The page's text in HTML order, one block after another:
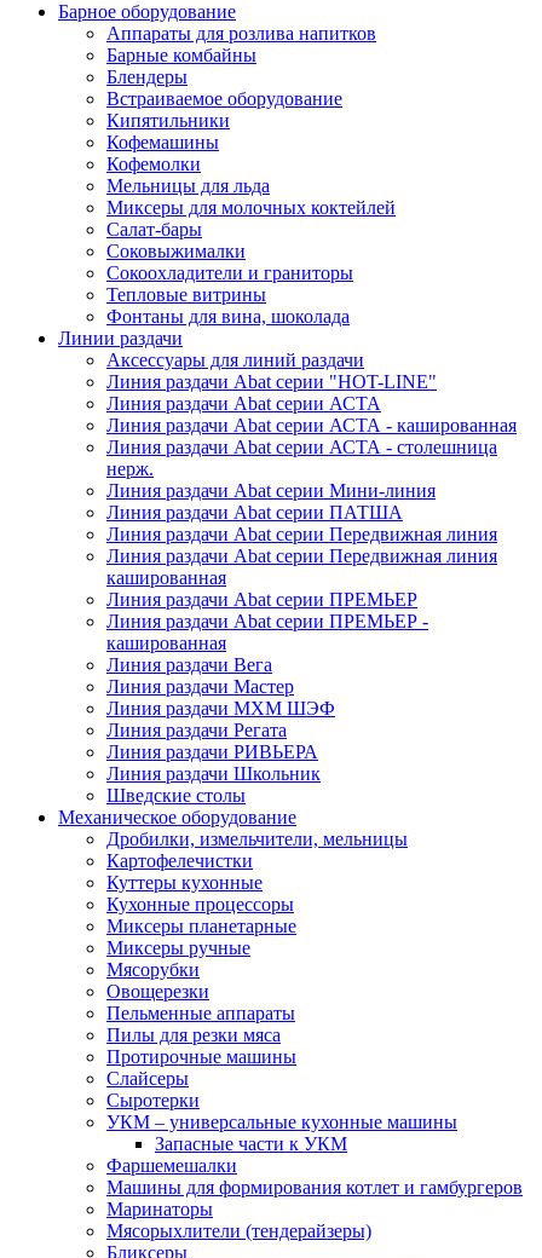
Барное оборудование
Аппараты для розлива напитков
Барные комбайны
Блендеры
Встраиваемое оборудование
Кипятильники
Кофемашины
Кофемолки
Мельницы для льда
Миксеры для молочных коктейлей
Салат-бары
Соковыжималки
Сокоохладители и граниторы
Тепловые витрины
Фонтаны для вина, шоколада
Линии раздачи
Аксессуары для линий раздачи
Линия раздачи Abat серии "HOT-LINE"
Линия раздачи Abat серии АСТА
Линия раздачи Abat серии АСТА - кашированная
Линия раздачи Abat серии АСТА - столешница
нерж.
Линия раздачи Abat серии Мини-линия
Линия раздачи Abat серии ПАТША
Линия раздачи Abat серии Передвижная линия
Линия раздачи Abat серии Передвижная линия
кашированная
Линия раздачи Abat серии ПРЕМЬЕР
Линия раздачи Abat серии ПРЕМЬЕР -
кашированная
Линия раздачи Вега
Линия раздачи Мастер
Линия раздачи МХМ ШЭФ
Линия раздачи Регата
Линия раздачи РИВЬЕРА
Линия раздачи Школьник
Шведские столы
Механическое оборудование
Дробилки, измельчители, мельницы
Картофелечистки
Куттеры кухонные
Кухонные процессоры
Миксеры планетарные
Миксеры ручные
Мясорубки
Овощерезки
Пельменные аппараты
Пилы для резки мяса
Протирочные машины
Слайсеры
Сыротерки
УКМ – универсальные кухонные машины
Запасные части к УКМ
Фаршемешалки
Машины для формирования котлет и гамбургеров
Маринаторы
Мясорыхлители (тендерайзеры)
Бликсеры